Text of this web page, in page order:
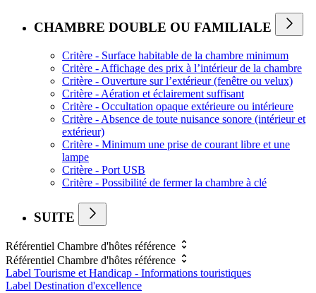
CHAMBRE DOUBLE OU FAMILIALE
Critère - Surface habitable de la chambre minimum
Critère - Affichage des prix à l’intérieur de la chambre
Critère - Ouverture sur l’extérieur (fenêtre ou velux)
Critère - Aération et éclairement suffisant
Critère - Occultation opaque extérieure ou intérieure
Critère - Absence de toute nuisance sonore (intérieur et
extérieur)
Critère - Minimum une prise de courant libre et une
lampe
Critère - Port USB
Critère - Possibilité de fermer la chambre à clé
SUITE
Référentiel Chambre d'hôtes référence
Référentiel Chambre d'hôtes référence
Label Tourisme et Handicap - Informations touristiques
Label Destination d'excellence